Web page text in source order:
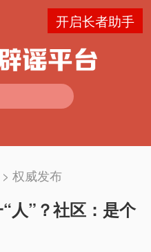
开启长者助手
>权威发布
人”？社区：是个